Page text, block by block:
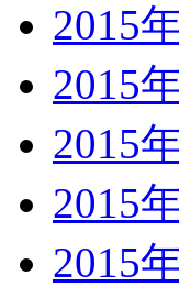
2015
2015
2015
2015
2015